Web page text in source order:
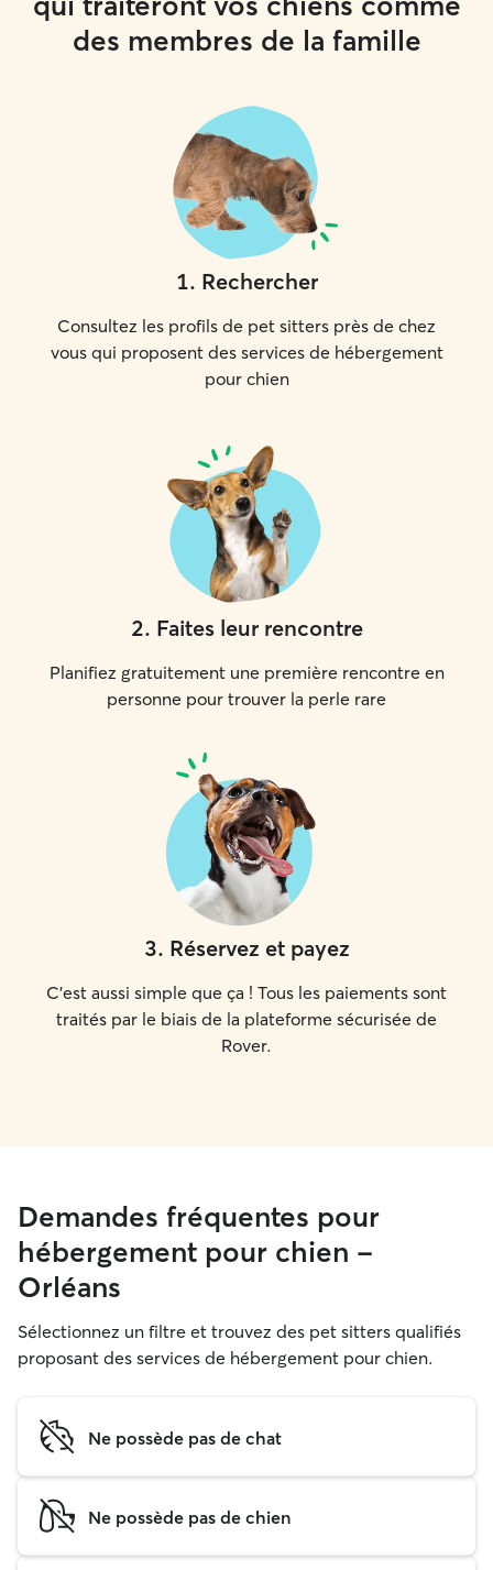
des membres de la famille
1. Rechercher
Consultez les profils de pet sitters près de chez
vous qui proposent des services de hébergement
pour chien
2. Faites leur rencontre
Planifiez gratuitement une première rencontre en
personne pour trouver la perle rare
3. Réservez et payez
C'est aussi simple que ça ! Tous les paiements sont
traités par le biais de la plateforme sécurisée de
Rover.
Demandes fréquentes pour
hébergement pour chien -
Orléans
Sélectionnez un filtre et trouvez des pet sitters qualifiés
proposant des services de hébergement pour chien.
Ne possède pas de chat
Ne possède pas de chien